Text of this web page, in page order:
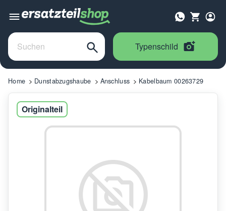
Typenschild
Home Dunstabzugshaube Anschluss Kabelbaum 00263729
Originalteil